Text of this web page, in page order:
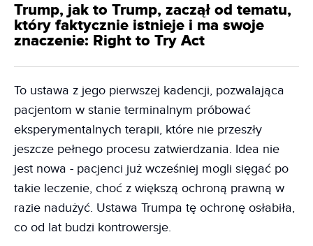
Trump, jak to Trump, zaczął od tematu,
który faktycznie istnieje i ma swoje
znaczenie: Right to Try Act
To ustawa z jego pierwszej kadencji, pozwalająca
pacjentom w stanie terminalnym próbować
eksperymentalnych terapii, które nie przeszły
jeszcze pełnego procesu zatwierdzania. Idea nie
jest nowa - pacjenci już wcześniej mogli sięgać po
takie leczenie, choć z większą ochroną prawną w
razie nadużyć. Ustawa Trumpa tę ochronę osłabiła,
co od lat budzi kontrowersje.